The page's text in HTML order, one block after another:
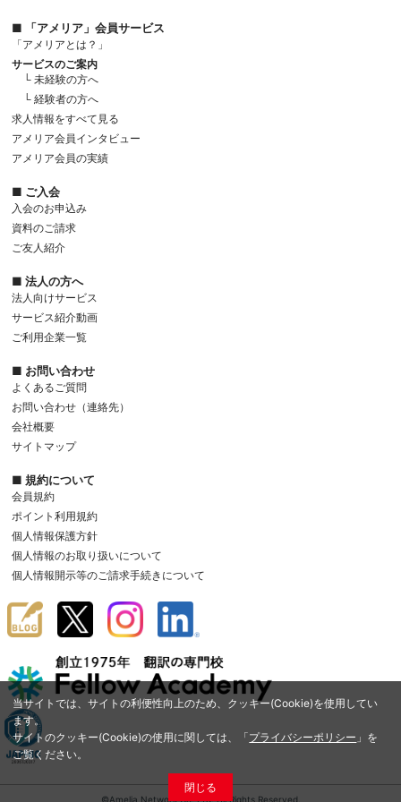
当サイトでは、サイトの利便性向上のため、クッキー(Cookie)を使用してい
ます。
サイトのクッキー(Cookie)の使用に関しては、「プライバシーポリシー 」を
ご覧ください。
閉じる
■ 「アメリア」会員サービス
「アメリアとは？」
サービスのご案内
└ 未経験の方へ
└ 経験者の方へ
求人情報をすべて見る
アメリア会員インタビュー
アメリア会員の実績
■ ご入会
入会のお申込み
資料のご請求
ご友人紹介
■ 法人の方へ
法人向けサービス
サービス紹介動画
ご利用企業一覧
■ お問い合わせ
よくあるご質問
お問い合わせ（連絡先）
会社概要
サイトマップ
■ 規約について
会員規約
ポイント利用規約
個人情報保護方針
個人情報のお取り扱いについて
個人情報開示等のご請求手続きについて
©Amelia Network Co.,Ltd. All Rights Reserved.